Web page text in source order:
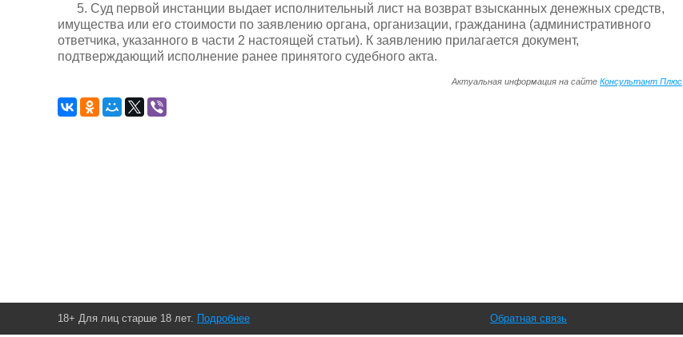
5. Суд первой инстанции выдает исполнительный лист на возврат взысканных денежных средств,
имущества или его стоимости по заявлению органа, организации, гражданина (административного
ответчика, указанного в части 2 настоящей статьи). К заявлению прилагается документ,
подтверждающий исполнение ранее принятого судебного акта.
Актуальная информация на сайте Консультант Плюс
18+ Для лиц старше 18 лет. Подробнее Обратная связь